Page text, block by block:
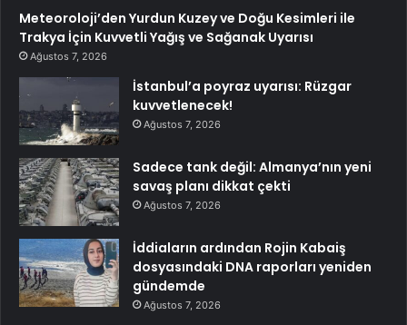
Meteoroloji’den Yurdun Kuzey ve Doğu Kesimleri ile
Trakya İçin Kuvvetli Yağış ve Sağanak Uyarısı
Ağustos 7, 2026
İstanbul’a poyraz uyarısı: Rüzgar
kuvvetlenecek!
Ağustos 7, 2026
Sadece tank değil: Almanya’nın yeni
savaş planı dikkat çekti
Ağustos 7, 2026
İddiaların ardından Rojin Kabaiş
dosyasındaki DNA raporları yeniden
gündemde
Ağustos 7, 2026